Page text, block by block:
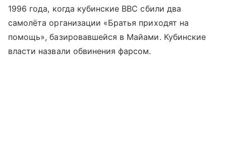
1996 года, когда кубинские ВВС сбили два
самолёта организации «Братья приходят на
помощь», базировавшейся в Майами. Кубинские
власти назвали обвинения фарсом.